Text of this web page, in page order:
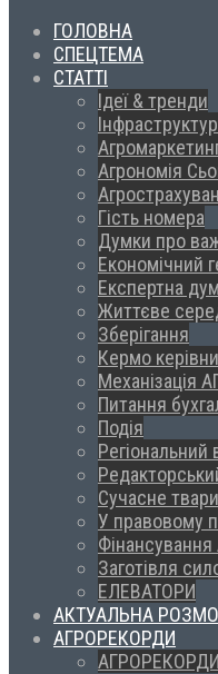
ГОЛОВНА
СПЕЦТЕМА
СТАТТІ
Ідеї & тренди
Агрономія
Гість номера
Думки про
Економічний
Експертна
Життєве
Зберігання
Кермо
Механізація
Питання
Подія
Регіональний
Сучасне
У правовому
Заготівля
ЕЛЕВАТОРИ
АКТУАЛЬНА
АГРОРЕКОРДИ